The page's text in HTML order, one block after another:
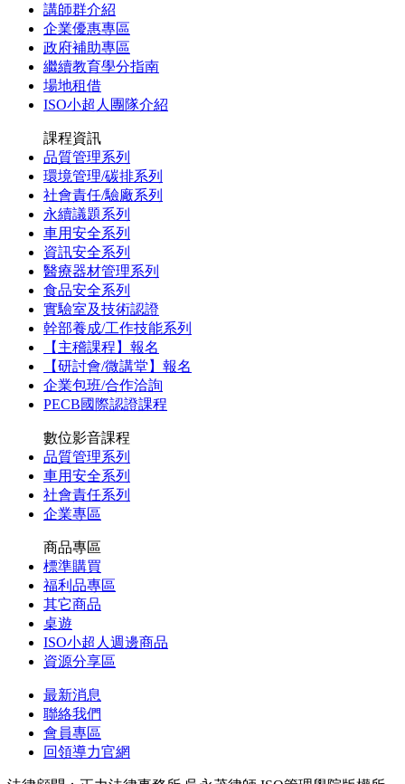
講師群介紹
企業優惠專區
政府補助專區
繼續教育學分指南
場地租借
ISO小超人團隊介紹
課程資訊
品質管理系列
環境管理/碳排系列
社會責任/驗廠系列
永續議題系列
車用安全系列
資訊安全系列
醫療器材管理系列
食品安全系列
實驗室及技術認證
幹部養成/工作技能系列
【主稽課程】報名
【研討會/微講堂】報名
企業包班/合作洽詢
PECB國際認證課程
數位影音課程
品質管理系列
車用安全系列
社會責任系列
企業專區
商品專區
標準購買
福利品專區
其它商品
桌遊
ISO小超人週邊商品
資源分享區
最新消息
聯絡我們
會員專區
回領導力官網